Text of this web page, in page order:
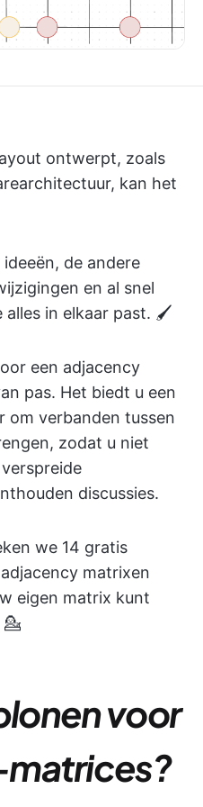
ontwerpt, zoals
kan het
de andere
en al snel
alles in elkaar past. 🖌️
een adjacency
pas. Het biedt u een
om verbanden tussen
zodat u niet
discussies.
we 14 gratis
matrixen
eigen matrix kunt
💁
voor